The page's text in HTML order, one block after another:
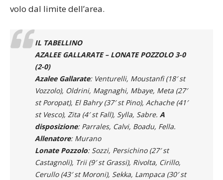
volo dal limite dell’area.
IL TABELLINO
AZALEE GALLARATE – LONATE POZZOLO 3-0
(2-0)
Azalee Gallarate: Venturelli, Moustanfi (18′ st
Vozzolo), Oldrini, Magnaghi, Mbaye, Meta (27′
st Poropat), El Bahry (37′ st Pino), Achache (41′
st Vesco), Zita (4′ st Fall), Sylla, Sabre. A
disposizione: Parrales, Calvi, Boadu, Fella.
Allenatore: Murano
Lonate Pozzolo: Sozzi, Persichino (27′ st
Castagnoli), Trii (9′ st Grassi), Rivolta, Cirillo,
Cerullo (43′ st Moroni), Sekka, Lampaca (30′ st